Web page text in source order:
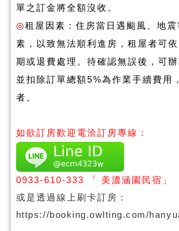
單之訂金將全額沒收。
◎租屋因素：住房當日遇颱風、地震
素，以致無法順利進房，租屋者可
期或退費處理。待確認無誤後，可
並扣除訂單總額5%為作業手續費用
者。
如欲訂房歡迎電洽訂房專線：
0933-610-333
「 美濃涵園民宿」
或是透過線上刷卡訂房：
https://booking.owlting.com/